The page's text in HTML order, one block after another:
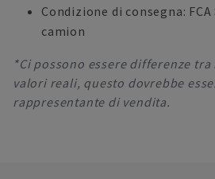
Condizione di consegna:
camion
*Ci possono essere differenze
valori reali, questo dovrebbe
rappresentante di vendita.